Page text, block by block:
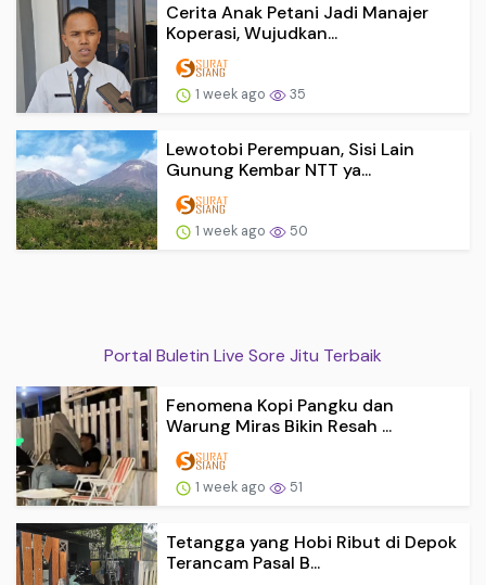
Cerita Anak Petani Jadi Manajer
Koperasi, Wujudkan...
1 week ago 35
Lewotobi Perempuan, Sisi Lain
Gunung Kembar NTT ya...
1 week ago 50
Portal Buletin Live Sore Jitu Terbaik
Fenomena Kopi Pangku dan
Warung Miras Bikin Resah ...
1 week ago 51
Tetangga yang Hobi Ribut di Depok
Terancam Pasal B...